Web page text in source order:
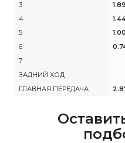
3
4
5
6
7
ЗАДНИЙ ХОД
ГЛАВНАЯ ПЕРЕДАЧА